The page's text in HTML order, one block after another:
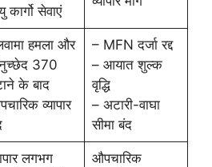
कार्गो सेवाएं
हमला और
370
के बाद
व्यापार
– MFN दर्जा रद्द
– आयात शुल्क
वृद्धि
– अटारी-वाघा
सीमा बंद
लगभग
औपचारिक